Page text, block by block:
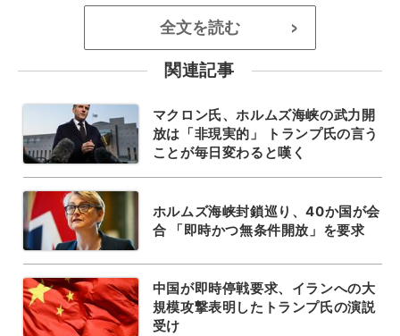
全文を読む >
関連記事
マクロン氏、ホルムズ海峡の武力開
放は「非現実的」 トランプ氏の言う
ことが毎日変わると嘆く
ホルムズ海峡封鎖巡り、40か国が会
合 「即時かつ無条件開放」を要求
中国が即時停戦要求、イランへの大
規模攻撃表明したトランプ氏の演説
受け